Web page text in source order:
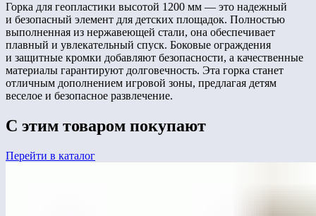
Горка для геопластики высотой 1200 мм — это надежный
и безопасный элемент для детских площадок. Полностью
выполненная из нержавеющей стали, она обеспечивает
плавный и увлекательный спуск. Боковые ограждения
и защитные кромки добавляют безопасности, а качественные
материалы гарантируют долговечность. Эта горка станет
отличным дополнением игровой зоны, предлагая детям
веселое и безопасное развлечение.
С этим товаром покупают
Перейти в каталог